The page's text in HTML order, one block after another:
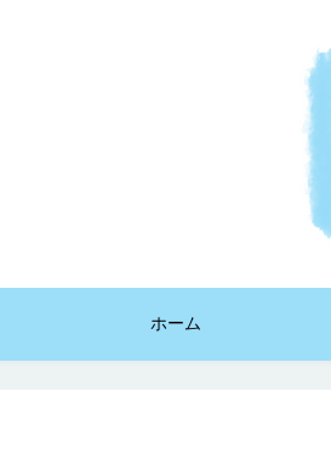
ホーム